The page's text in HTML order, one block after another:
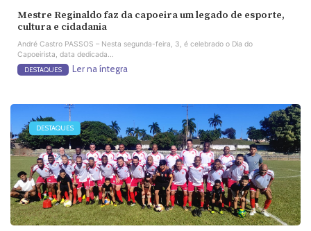
Mestre Reginaldo faz da capoeira um legado de esporte,
cultura e cidadania
André Castro PASSOS – Nesta segunda-feira, 3, é celebrado o Dia do
Capoeirista, data dedicada...
DESTAQUES Ler na íntegra
DESTAQUES